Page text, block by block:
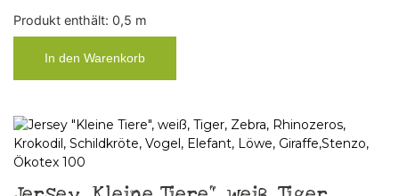
Produkt enthält: 0,5 m
In den Warenkorb